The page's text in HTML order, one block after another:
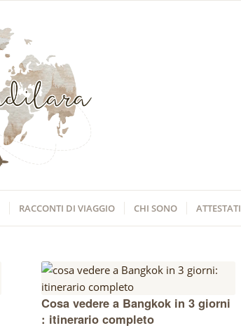
RACCONTI DI VIAGGIO CHI SONO ATTESTATI
Cosa vedere a Bangkok in 3 giorni
: itinerario completo